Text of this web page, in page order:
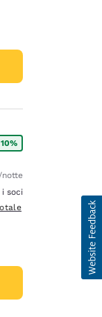
/notte
i soci
i dettagli totali